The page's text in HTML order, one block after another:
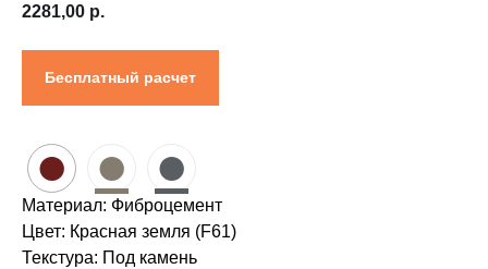
2281,00 р.
Бесплатный расчет
● ● ●
Материал: Фиброцемент
Цвет: Красная земля (F61)
Текстура: Под камень